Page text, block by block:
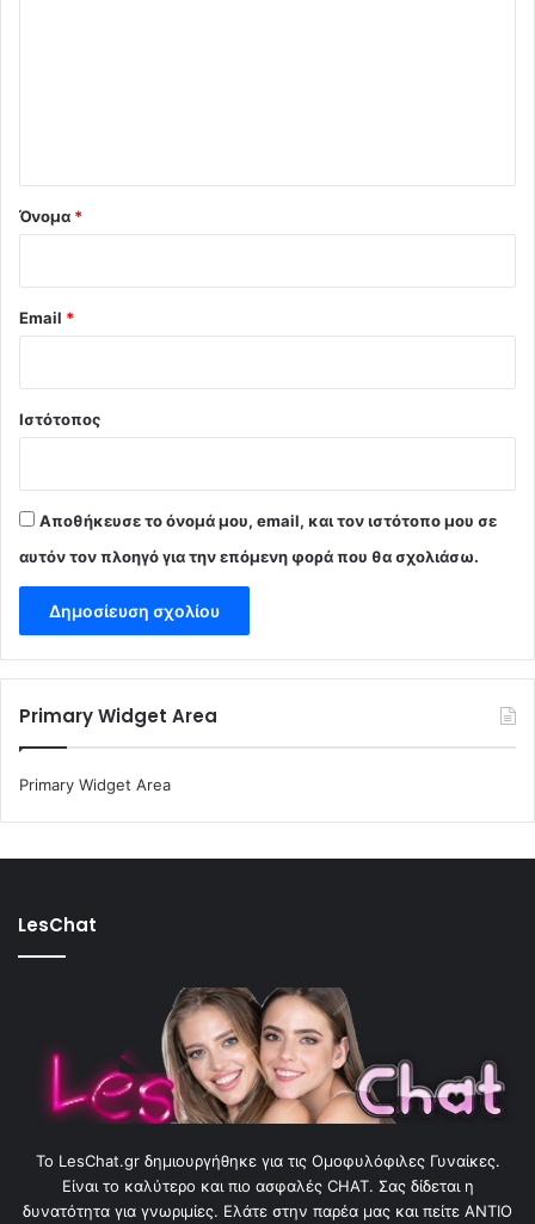
Όνομα *
Email *
Ιστότοπος
Αποθήκευσε το όνομά μου, email, και τον ιστότοπο μου σε
αυτόν τον πλοηγό για την επόμενη φορά που θα σχολιάσω.
Primary Widget Area
Primary Widget Area
LesChat
To LesChat.gr δημιουργήθηκε για τις Ομοφυλόφιλες Γυναίκες.
Είναι το καλύτερο και πιο ασφαλές CHAT. Σας δίδεται η
δυνατότητα για γνωριμίες. Ελάτε στην παρέα μας και πείτε ΑΝΤΙΟ